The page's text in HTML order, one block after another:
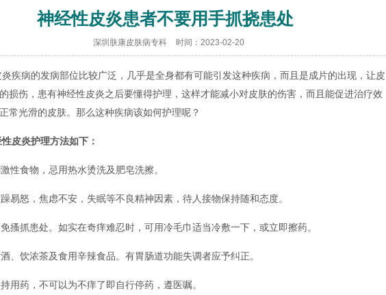
神经性皮炎患者不要用手抓挠患处
深圳肤康皮肤病专科 时间：2023-02-20
疾病的发病部位比较广泛，几乎是全身都有可能引发这种疾病，而且是成片的出现，让皮
损伤，患有神经性皮炎之后要懂得护理，这样才能减小对皮肤的伤害，而且能促进治疗效
常光滑的皮肤。那么这种疾病该如何护理呢？
皮炎护理方法如下：
性食物，忌用热水烫洗及肥皂洗擦。
易怒，焦虑不安，失眠等不良精神因素，待人接物保持随和态度。
搔抓患处。如实在奇痒难忍时，可用冷毛巾适当冷敷一下，或立即擦药。
、饮浓茶及食用辛辣食品。有胃肠道功能失调者应予纠正。
用药，不可以为不痒了即自行停药，遵医嘱。